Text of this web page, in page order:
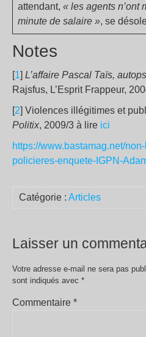
attendant, « les agents n’ont
minute de salaire », se
Notes
[1] L’affaire Pascal Taïs,
Rajsfus, L’Esprit Frappeur,
[2] Violences illégitimes et
Politix, 2009/3 à lire ici
https://www.bastamag.net/
policieres-enquete-IGPN-
Catégorie : Articles
Laisser un
Votre adresse e-mail ne sera pas
sont indiqués avec *
Commentaire *